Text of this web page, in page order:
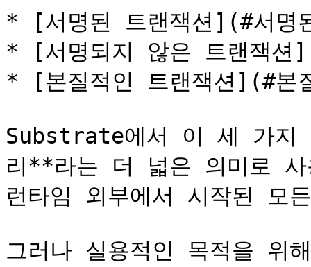
* [서명된 트랜잭션](#서명
* [서명되지 않은 트랜잭션
* [본질적인 트랜잭션](#본
Substrate에서 이 세 가지
리**라는 더 넓은 의미로
런타임 외부에서 시작된 모
그러나 실용적인 목적을 위